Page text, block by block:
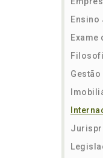
Exame